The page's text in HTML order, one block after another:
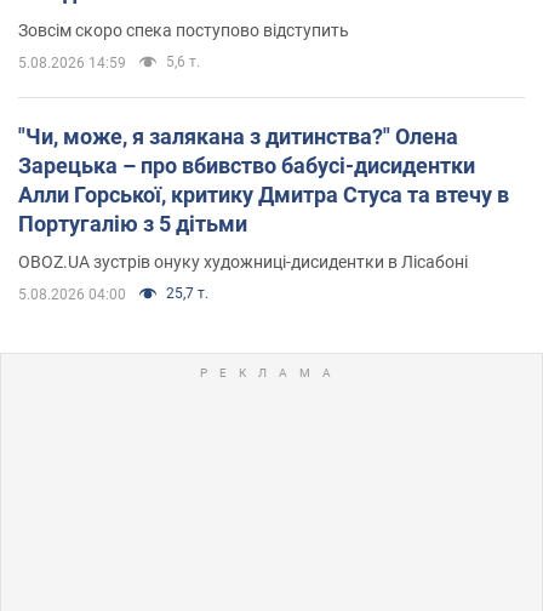
Зовсім скоро спека поступово відступить
5.08.2026 14:59 5,6 т.
"Чи, може, я залякана з дитинства?" Олена
Зарецька – про вбивство бабусі-дисидентки
Алли Горської, критику Дмитра Стуса та втечу в
Португалію з 5 дітьми
OBOZ.UA зустрів онуку художниці-дисидентки в Лісабоні
5.08.2026 04:00 25,7 т.